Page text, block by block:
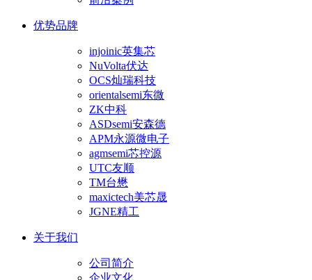
优势品牌
injoinic英集芯
NuVolta伏达
OCS灿瑞科技
orientalsemi东微
ZK中科
ASDsemi安森德
APM永源微电子
agmsemi芯控源
UTC友顺
TM台懋
maxictech美芯晟
JGNE精工
关于我们
公司简介
企业文化